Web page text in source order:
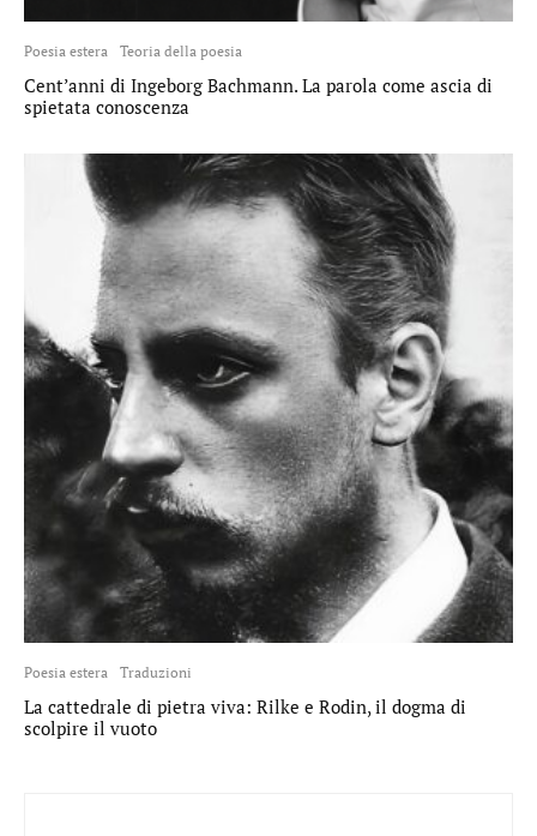
Poesia estera Teoria della poesia
Cent’anni di Ingeborg Bachmann. La parola come ascia di
spietata conoscenza
Poesia estera Traduzioni
La cattedrale di pietra viva: Rilke e Rodin, il dogma di
scolpire il vuoto